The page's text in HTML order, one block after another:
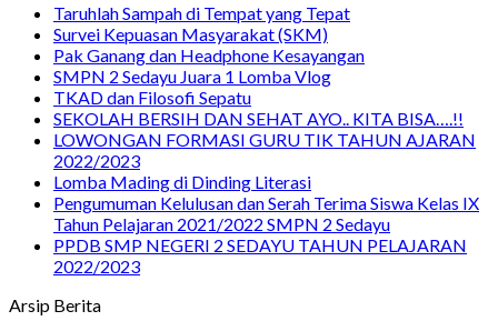
Taruhlah Sampah di Tempat yang Tepat
Survei Kepuasan Masyarakat (SKM)
Pak Ganang dan Headphone Kesayangan
SMPN 2 Sedayu Juara 1 Lomba Vlog
TKAD dan Filosofi Sepatu
SEKOLAH BERSIH DAN SEHAT AYO.. KITA BISA….!!
LOWONGAN FORMASI GURU TIK TAHUN AJARAN
2022/2023
Lomba Mading di Dinding Literasi
Pengumuman Kelulusan dan Serah Terima Siswa Kelas IX
Tahun Pelajaran 2021/2022 SMPN 2 Sedayu
PPDB SMP NEGERI 2 SEDAYU TAHUN PELAJARAN
2022/2023
Arsip Berita